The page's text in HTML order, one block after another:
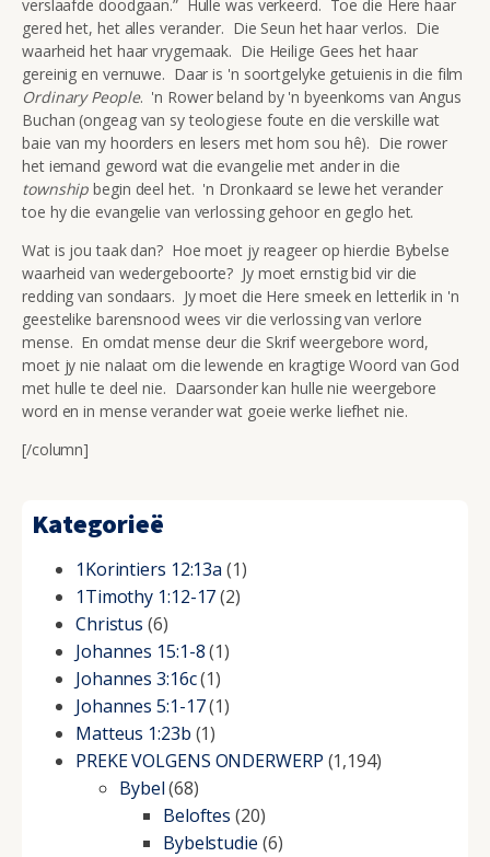
verslaafde doodgaan.” Hulle was verkeerd. Toe die Here haar
gered het, het alles verander. Die Seun het haar verlos. Die
waarheid het haar vrygemaak. Die Heilige Gees het haar
gereinig en vernuwe. Daar is 'n soortgelyke getuienis in die film
Ordinary People. 'n Rower beland by 'n byeenkoms van Angus
Buchan (ongeag van sy teologiese foute en die verskille wat
baie van my hoorders en lesers met hom sou hê). Die rower
het iemand geword wat die evangelie met ander in die
township begin deel het. 'n Dronkaard se lewe het verander
toe hy die evangelie van verlossing gehoor en geglo het.
Wat is jou taak dan? Hoe moet jy reageer op hierdie Bybelse
waarheid van wedergeboorte? Jy moet ernstig bid vir die
redding van sondaars. Jy moet die Here smeek en letterlik in 'n
geestelike barensnood wees vir die verlossing van verlore
mense. En omdat mense deur die Skrif weergebore word,
moet jy nie nalaat om die lewende en kragtige Woord van God
met hulle te deel nie. Daarsonder kan hulle nie weergebore
word en in mense verander wat goeie werke liefhet nie.
[/column]
Kategorieë
1Korintiers 12:13a (1)
1Timothy 1:12-17(2)
Christus (6)
Johannes 15:1-8(1)
Johannes 3:16c(1)
Johannes 5:1-17(1)
Matteus 1:23b (1)
PREKE VOLGENS ONDERWERP (1,194)
Bybel(68)
Beloftes (20)
Bybelstudie (6)